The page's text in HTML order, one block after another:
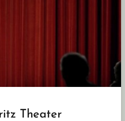
Theater